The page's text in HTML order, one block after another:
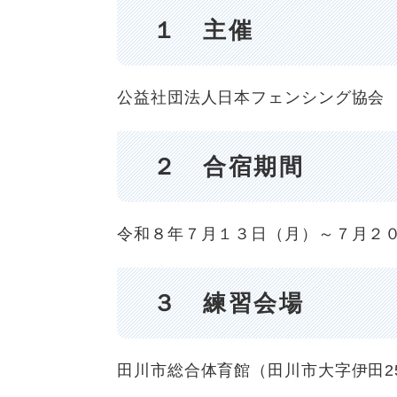
１ 主催
公益社団法人日本フェンシング協会
２ 合宿期間
令和８年７月１３日（月）～７月２
３ 練習会場
田川市総合体育館（田川市大字伊田